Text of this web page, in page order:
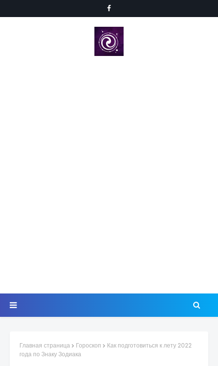
Главная страница Гороскоп
Как подготовиться к лету 2022
года по Знаку Зодиака